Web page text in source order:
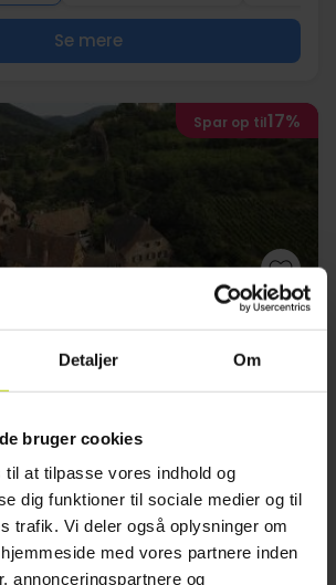
Detaljer Om
bruger cookies
at tilpasse vores indhold og
dig funktioner til sociale medier og til
trafik. Vi deler også oplysninger om
med vores partnere inden
annonceringspartnere og
Se mere
Spar op til17%
fra Alsace
Bonhomme
1689,-
middag og vinsmagning
m. morgenmad